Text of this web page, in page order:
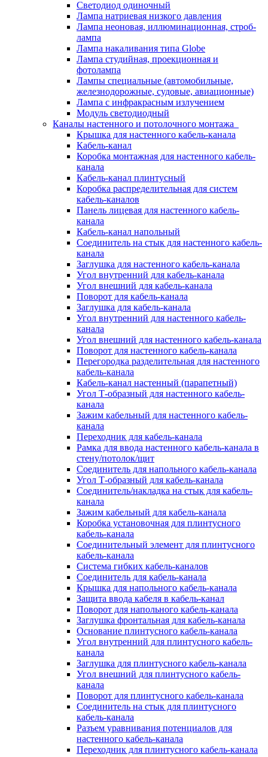
Светодиод одиночный
Лампа натриевая низкого давления
Лампа неоновая, иллюминационная, строб-
лампа
Лампа накаливания типа Globe
Лампа студийная, проекционная и
фотолампа
Лампы специальные (автомобильные,
железнодорожные, судовые, авиационные)
Лампа с инфракрасным излучением
Модуль светодиодный
Каналы настенного и потолочного монтажа
Крышка для настенного кабель-канала
Кабель-канал
Коробка монтажная для настенного кабель-
канала
Кабель-канал плинтусный
Коробка распределительная для систем
кабель-каналов
Панель лицевая для настенного кабель-
канала
Кабель-канал напольный
Соединитель на стык для настенного кабель-
канала
Заглушка для настенного кабель-канала
Угол внутренний для кабель-канала
Угол внешний для кабель-канала
Поворот для кабель-канала
Заглушка для кабель-канала
Угол внутренний для настенного кабель-
канала
Угол внешний для настенного кабель-канала
Поворот для настенного кабель-канала
Перегородка разделительная для настенного
кабель-канала
Кабель-канал настенный (парапетный)
Угол Т-образный для настенного кабель-
канала
Зажим кабельный для настенного кабель-
канала
Переходник для кабель-канала
Рамка для ввода настенного кабель-канала в
стену/потолок/щит
Соединитель для напольного кабель-канала
Угол Т-образный для кабель-канала
Соединитель/накладка на стык для кабель-
канала
Зажим кабельный для кабель-канала
Коробка установочная для плинтусного
кабель-канала
Соединительный элемент для плинтусного
кабель-канала
Система гибких кабель-каналов
Соединитель для кабель-канала
Крышка для напольного кабель-канала
Защита ввода кабеля в кабель-канал
Поворот для напольного кабель-канала
Заглушка фронтальная для кабель-канала
Основание плинтусного кабель-канала
Угол внутренний для плинтусного кабель-
канала
Заглушка для плинтусного кабель-канала
Угол внешний для плинтусного кабель-
канала
Поворот для плинтусного кабель-канала
Соединитель на стык для плинтусного
кабель-канала
Разъем уравнивания потенциалов для
настенного кабель-канала
Переходник для плинтусного кабель-канала